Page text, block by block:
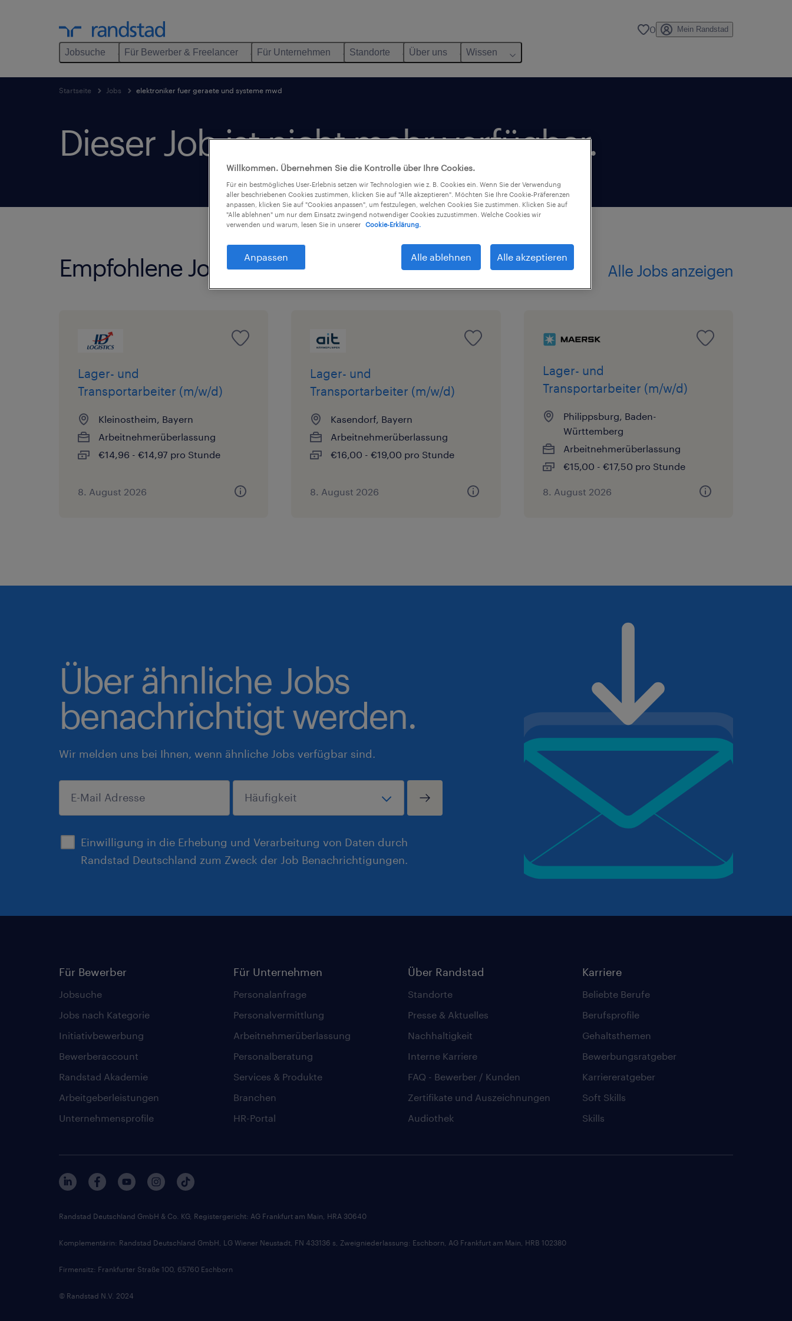
Jobsuche Für Bewerber & Freelancer Für Unternehmen Standorte Über uns Wissen
0 Mein Randstad
Startseite Jobs elektroniker fuer geraete und systeme mwd
Dieser Job ist nicht mehr verfügbar.
Empfohlene Jobs Alle Jobs anzeigen
Lager- und
Transportarbeiter (m/w/d)
Kleinostheim, Bayern
Arbeitnehmerüberlassung
€14,96 - €14,97 pro Stunde
8. August 2026
Lager- und
Transportarbeiter (m/w/d)
Kasendorf, Bayern
Arbeitnehmerüberlassung
€16,00 - €19,00 pro Stunde
8. August 2026
Lager- und
Transportarbeiter (m/w/d)
Philippsburg, Baden-
Württemberg
Arbeitnehmerüberlassung
€15,00 - €17,50 pro Stunde
8. August 2026
Über ähnliche Jobs
benachrichtigt werden.
Wir melden uns bei Ihnen, wenn ähnliche Jobs verfügbar sind.
Einwilligung in die Erhebung und Verarbeitung von Daten durch
Randstad Deutschland zum Zweck der Job Benachrichtigungen.
anmelden
Für Bewerber
Jobsuche
Jobs nach Kategorie
Initiativbewerbung
Bewerberaccount
Randstad Akademie
Arbeitgeberleistungen
Unternehmensprofile
Für Unternehmen
Personalanfrage
Personalvermittlung
Arbeitnehmerüberlassung
Personalberatung
Services & Produkte
Branchen
HR-Portal
Über Randstad
Standorte
Presse & Aktuelles
Nachhaltigkeit
Interne Karriere
FAQ - Bewerber / Kunden
Zertifikate und Auszeichnungen
Audiothek
Karriere
Beliebte Berufe
Berufsprofile
Gehaltsthemen
Bewerbungsratgeber
Karriereratgeber
Soft Skills
Skills
Randstad Deutschland GmbH & Co. KG, Registergericht: AG Frankfurt am Main, HRA 30640
Komplementärin: Randstad Deutschland GmbH, LG Wiener Neustadt, FN 433136 s, Zweigniederlassung: Eschborn, AG Frankfurt am Main, HRB 102380
Firmensitz: Frankfurter Straße 100, 65760 Eschborn
© Randstad N.V. 2024
Willkommen. Übernehmen Sie die Kontrolle über Ihre Cookies.
Für ein bestmögliches User-Erlebnis setzen wir Technologien wie z. B. Cookies ein. Wenn Sie der Verwendung
aller beschriebenen Cookies zustimmen, klicken Sie auf "Alle akzeptieren". Möchten Sie Ihre Cookie-Präferenzen
anpassen, klicken Sie auf "Cookies anpassen", um festzulegen, welchen Cookies Sie zustimmen. Klicken Sie auf
"Alle ablehnen" um nur dem Einsatz zwingend notwendiger Cookies zuzustimmen. Welche Cookies wir
verwenden und warum, lesen Sie in unserer
Cookie-Erklärung.
Anpassen Alle ablehnen Alle akzeptieren